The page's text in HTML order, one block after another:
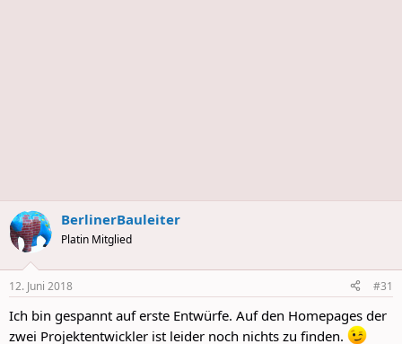
BerlinerBauleiter
Platin Mitglied
12. Juni 2018 #31
Ich bin gespannt auf erste Entwürfe. Auf den Homepages der
zwei Projektentwickler ist leider noch nichts zu finden.